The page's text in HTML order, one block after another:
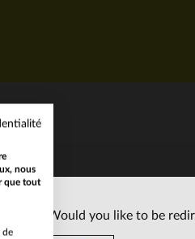
Would you like to be
nous
que tout
de